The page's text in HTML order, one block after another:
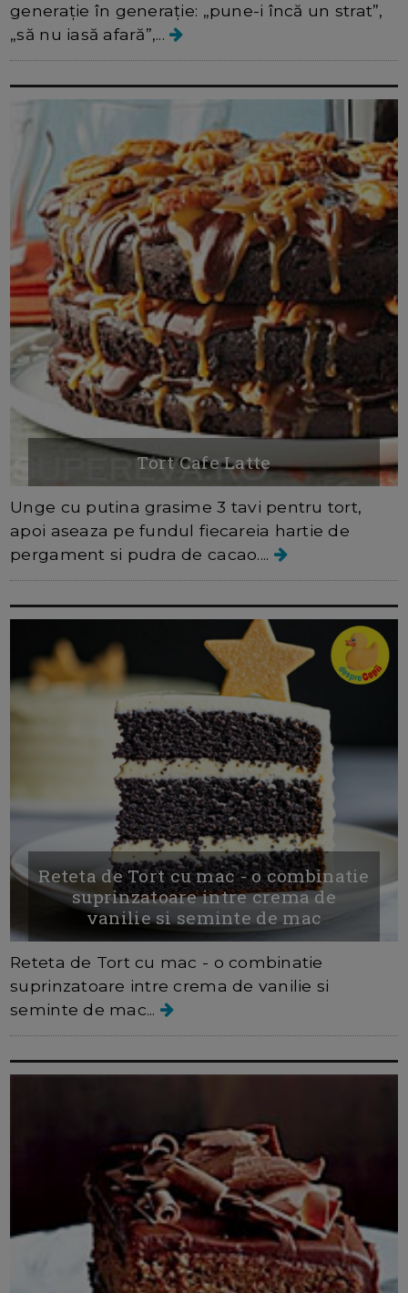
generație în generație: „pune-i încă un strat”,
„să nu iasă afară”,...
Tort Cafe Latte
Unge cu putina grasime 3 tavi pentru tort,
apoi aseaza pe fundul fiecareia hartie de
pergament si pudra de cacao....
Reteta de Tort cu mac - o combinatie
suprinzatoare intre crema de
vanilie si seminte de mac
Reteta de Tort cu mac - o combinatie
suprinzatoare intre crema de vanilie si
seminte de mac...